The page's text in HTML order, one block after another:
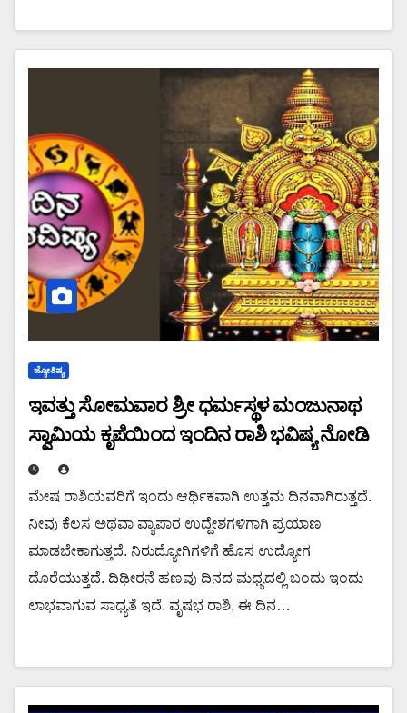
ಜ್ಯೋತಿಷ್ಯ
ಇವತ್ತು ಸೋಮವಾರ ಶ್ರೀ ಧರ್ಮಸ್ಥಳ ಮಂಜುನಾಥ
ಸ್ವಾಮಿಯ ಕೃಪೆಯಿಂದ ಇಂದಿನ ರಾಶಿ ಭವಿಷ್ಯ ನೋಡಿ
ಮೇಷ ರಾಶಿಯವರಿಗೆ ಇಂದು ಆರ್ಥಿಕವಾಗಿ ಉತ್ತಮ ದಿನವಾಗಿರುತ್ತದೆ.
ನೀವು ಕೆಲಸ ಅಥವಾ ವ್ಯಾಪಾರ ಉದ್ದೇಶಗಳಿಗಾಗಿ ಪ್ರಯಾಣ
ಮಾಡಬೇಕಾಗುತ್ತದೆ. ನಿರುದ್ಯೋಗಿಗಳಿಗೆ ಹೊಸ ಉದ್ಯೋಗ
ದೊರೆಯುತ್ತದೆ. ದಿಢೀರನೆ ಹಣವು ದಿನದ ಮಧ್ಯದಲ್ಲಿ ಬಂದು ಇಂದು
ಲಾಭವಾಗುವ ಸಾಧ್ಯತೆ ಇದೆ. ವೃಷಭ ರಾಶಿ, ಈ ದಿನ…